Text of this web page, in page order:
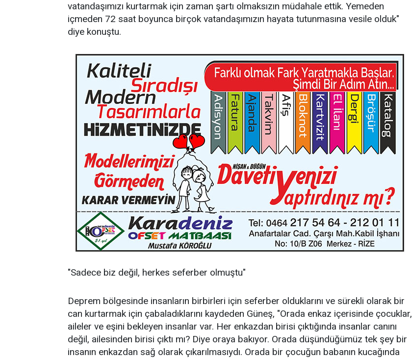
vatandaşımızı kurtarmak için zaman şartı olmaksızın müdahale ettik. Yemeden
içmeden 72 saat boyunca birçok vatandaşımızın hayata tutunmasına vesile olduk"
diye konuştu.
"Sadece biz değil, herkes seferber olmuştu"
Deprem bölgesinde insanların birbirleri için seferber olduklarını ve sürekli olarak bir
can kurtarmak için çabaladıklarını kaydeden Güneş, "Orada enkaz içerisinde çocuklar,
aileler ve eşini bekleyen insanlar var. Her enkazdan birisi çıktığında insanlar canını
değil, ailesinden birisi çıktı mı? Diye oraya bakıyor. Orada düşündüğümüz tek şey bir
insanın enkazdan sağ olarak çıkarılmasıydı. Orada bir çocuğun babanın kucağında